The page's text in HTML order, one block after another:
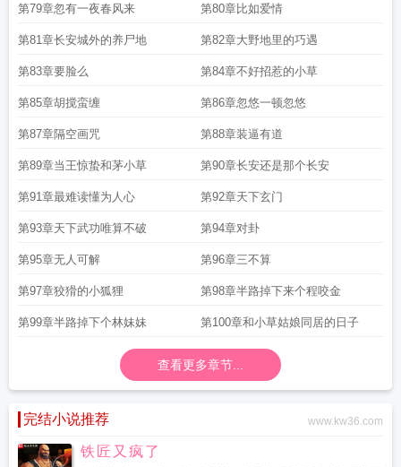
第79章忽有一夜春风来 第80章比如爱情
第81章长安城外的养尸地 第82章大野地里的巧遇
第83章要脸么 第84章不好招惹的小草
第85章胡搅蛮缠 第86章忽悠一顿忽悠
第87章隔空画咒 第88章装逼有道
第89章当王惊蛰和茅小草 第90章长安还是那个长安
第91章最难读懂为人心 第92章天下玄门
第93章天下武功唯算不破 第94章对卦
第95章无人可解 第96章三不算
第97章狡猾的小狐狸 第98章半路掉下来个程咬金
第99章半路掉下个林妹妹 第100章和小草姑娘同居的日子
查看更多章节...
完结小说推荐 www.kw36.com
铁匠又疯了